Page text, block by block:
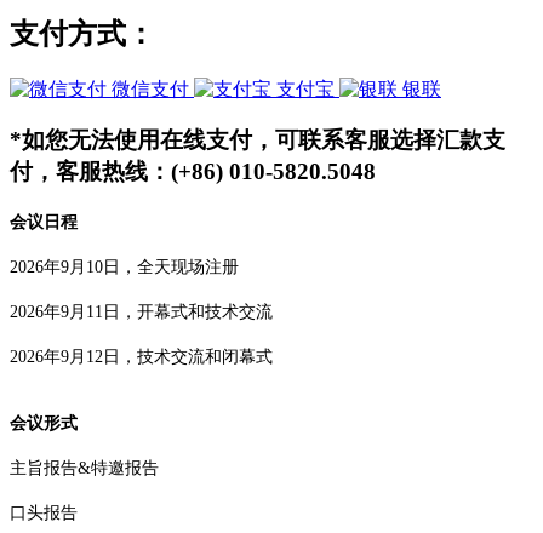
支付方式：
微信支付 支付宝 银联
*如您无法使用在线支付，可联系客服选择汇款支
付，客服热线：(+86) 010-5820.5048
会议日程
2026年9月10日，全天现场注册
2026年9月11日，开幕式和技术交流
2026年9月12日，技术交流和闭幕式
会议形式
主旨报告&特邀报告
口头报告